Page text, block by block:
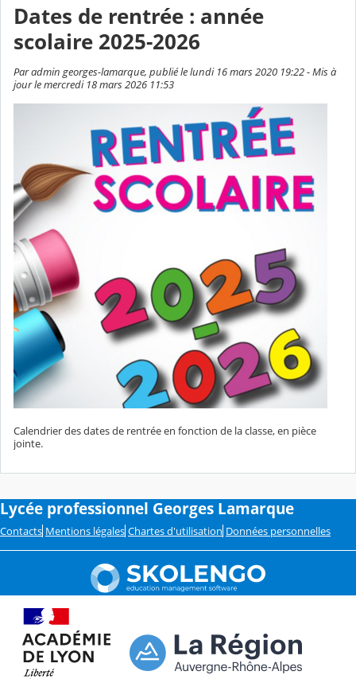
Dates de rentrée : année
scolaire 2025-2026
Par admin georges-lamarque, publié le lundi 16 mars 2020 19:22 - Mis à
jour le mercredi 18 mars 2026 11:53
Calendrier des dates de rentrée en fonction de la classe, en pièce
jointe.
Lycée professionnel Georges Lamarque
Contacts Mentions légales Chartes d'utilisation Données personnelles